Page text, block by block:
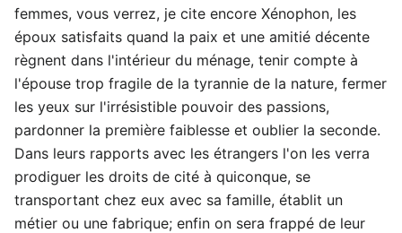
femmes, vous verrez, je cite encore Xénophon, les
époux satisfaits quand la paix et une amitié décente
règnent dans l'intérieur du ménage, tenir compte à
l'épouse trop fragile de la tyrannie de la nature, fermer
les yeux sur l'irrésistible pouvoir des passions,
pardonner la première faiblesse et oublier la seconde.
Dans leurs rapports avec les étrangers l'on les verra
prodiguer les droits de cité à quiconque, se
transportant chez eux avec sa famille, établit un
métier ou une fabrique; enfin on sera frappé de leur